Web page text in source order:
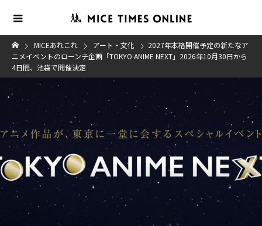
MICEあれこれ アート・文化
2027年本格開催予定の新たなア
ニメイベントのローンチ企画「TOKYO ANIME NEXT」2026年10月30日から
4日間、池袋で開催決定